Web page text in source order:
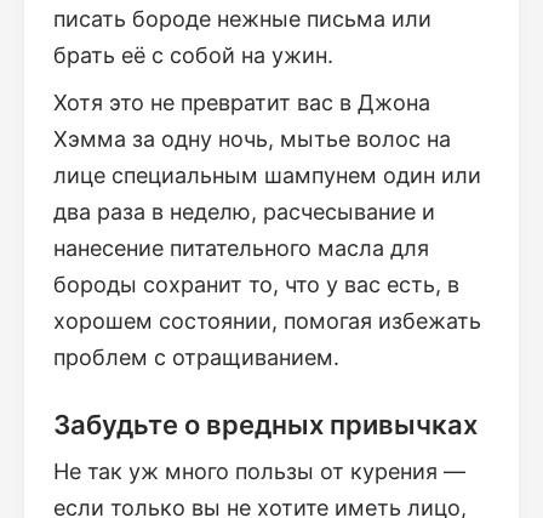
писать бороде нежные письма или
брать её с собой на ужин.
Хотя это не превратит вас в Джона
Хэмма за одну ночь, мытье волос на
лице специальным шампунем один или
два раза в неделю, расчесывание и
нанесение питательного масла для
бороды сохранит то, что у вас есть, в
хорошем состоянии, помогая избежать
проблем с отращиванием.
Забудьте о вредных привычках
Не так уж много пользы от курения —
если только вы не хотите иметь лицо,